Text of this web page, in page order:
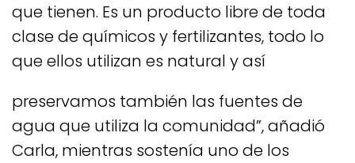
que tienen. Es un producto libre de toda
clase de químicos y fertilizantes, todo lo
que ellos utilizan es natural y así
preservamos también las fuentes de
agua que utiliza la comunidad”, añadió
Carla, mientras sostenía uno de los